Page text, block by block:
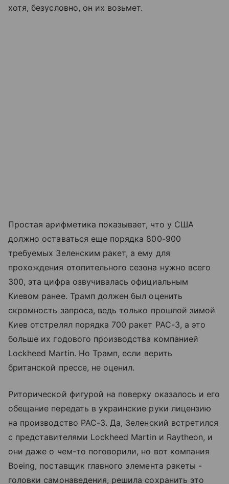
хотя, безусловно, он их возьмет.
Простая арифметика показывает, что у США
должно оставаться еще порядка 800-900
требуемых Зеленским ракет, а ему для
прохождения отопительного сезона нужно всего
300, эта цифра озвучивалась официальным
Киевом ранее. Трамп должен был оценить
скромность запроса, ведь только прошлой зимой
Киев отстрелял порядка 700 ракет PAC-3, а это
больше их годового производства компанией
Lockheed Martin. Но Трамп, если верить
британской прессе, не оценил.
Риторической фигурой на поверку оказалось и его
обещание передать в украинские руки лицензию
на производство PAC-3. Да, Зеленский встретился
с представителями Lockheed Martin и Raytheon, и
они даже о чем-то поговорили, но вот компания
Boeing, поставщик главного элемента ракеты -
головки самонаведения, решила сохранить это